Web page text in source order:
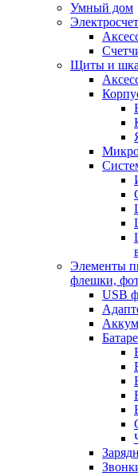
Умный дом
Щиты и
Элементы
флешки,
USB